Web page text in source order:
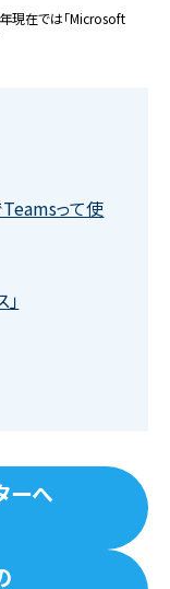
現在では「Microsoft
って使
ーへ